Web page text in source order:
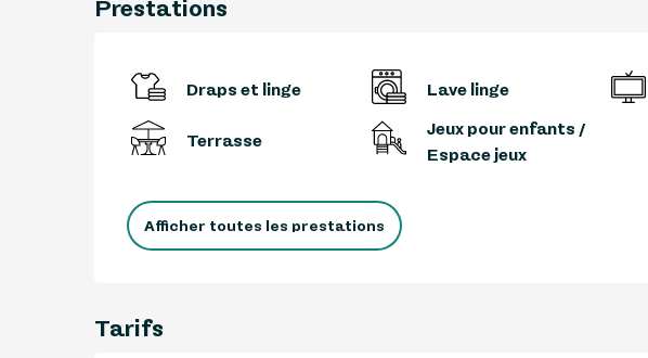
Prestations
Draps et linge Lave linge
Terrasse
Jeux pour enfants /
Espace jeux
Afficher toutes les prestations
Tarifs